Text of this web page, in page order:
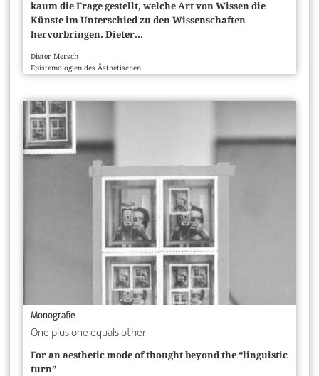
kaum die Frage gestellt, welche Art von Wissen die
Künste im Unterschied zu den Wissenschaften
hervorbringen. Dieter...
Dieter Mersch
Epistemologien des Ästhetischen
Monografie
One plus one equals other
For an aesthetic mode of thought beyond the “linguistic
turn”